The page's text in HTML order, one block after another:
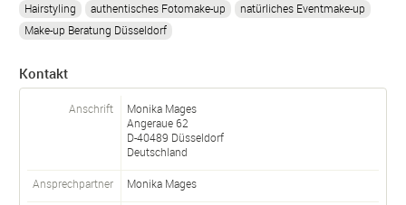
Hairstyling authentisches Fotomake-up
natürliches Eventmake-up
Make-up Beratung Düsseldorf
Kontakt
Anschrift
Monika Mages
Angeraue 62
D-40489 Düsseldorf
Deutschland
Ansprechpartner Monika Mages